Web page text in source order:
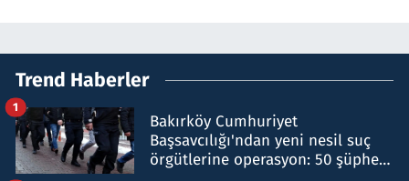
Trend Haberler
Bakırköy Cumhuriyet
Başsavcılığı'ndan yeni nesil suç
örgütlerine operasyon: 50 şüpheli
1